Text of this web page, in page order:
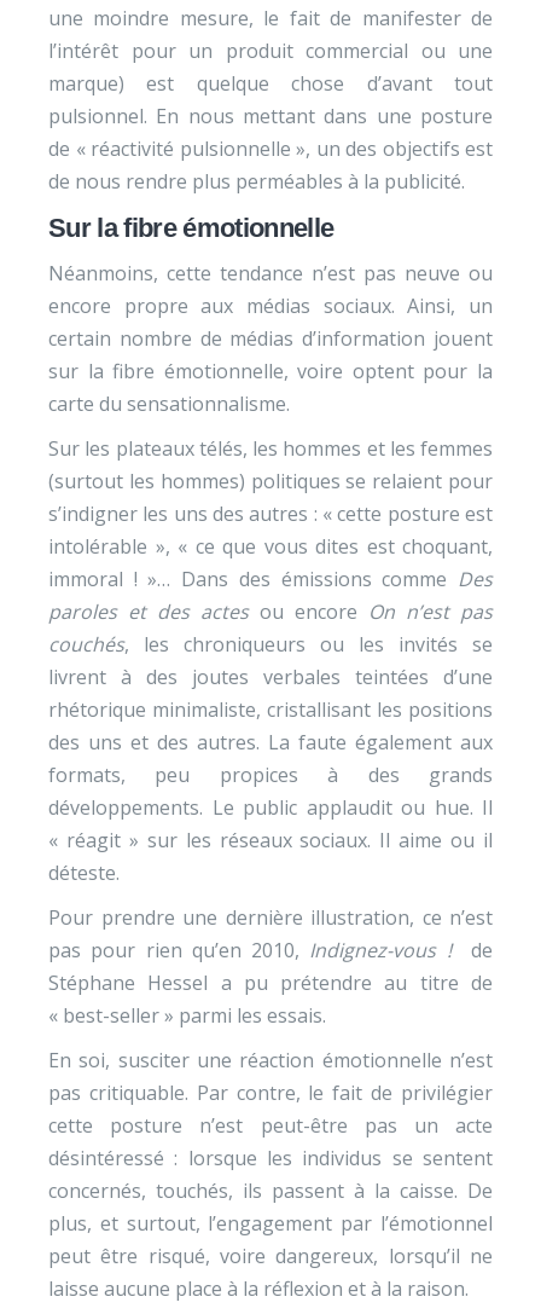
une moindre mesure, le fait de manifester de
l’intérêt pour un produit commercial ou une
marque) est quelque chose d’avant tout
pulsionnel. En nous mettant dans une posture
de « réactivité pulsionnelle », un des objectifs est
de nous rendre plus perméables à la publicité.
Sur la fibre émotionnelle
Néanmoins, cette tendance n’est pas neuve ou
encore propre aux médias sociaux. Ainsi, un
certain nombre de médias d’information jouent
sur la fibre émotionnelle, voire optent pour la
carte du sensationnalisme.
Sur les plateaux télés, les hommes et les femmes
(surtout les hommes) politiques se relaient pour
s’indigner les uns des autres : « cette posture est
intolérable », « ce que vous dites est choquant,
immoral ! »… Dans des émissions comme Des
paroles et des actesou encore On n’est pas
couchés, les chroniqueurs ou les invités se
livrent à des joutes verbales teintées d’une
rhétorique minimaliste, cristallisant les positions
des uns et des autres. La faute également aux
formats, peu propices à des grands
développements. Le public applaudit ou hue. Il
« réagit » sur les réseaux sociaux. Il aime ou il
déteste.
Pour prendre une dernière illustration, ce n’est
pas pour rien qu’en 2010, Indignez-vous !de
Stéphane Hessel a pu prétendre au titre de
« best-seller » parmi les essais.
En soi, susciter une réaction émotionnelle n’est
pas critiquable. Par contre, le fait de privilégier
cette posture n’est peut-être pas un acte
désintéressé : lorsque les individus se sentent
concernés, touchés, ils passent à la caisse. De
plus, et surtout, l’engagement par l’émotionnel
peut être risqué, voire dangereux, lorsqu’il ne
laisse aucune place à la réflexion et à la raison.